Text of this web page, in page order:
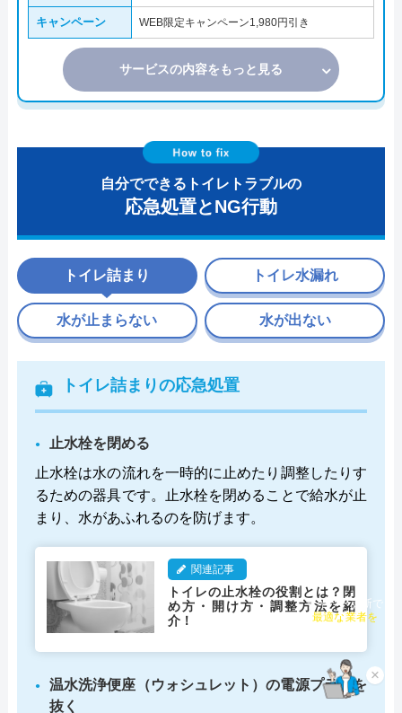
キャンペーン WEB限定キャンペーン1,980円引き
サービスの内容をもっと見る
自分でできるトイレトラブルの
応急処置とNG行動
トイレ詰まり
トイレ詰まりの応急処置
止水栓を閉める
止水栓は水の流れを一時的に止めたり調整したりす
るための器具です。止水栓を閉めることで給水が止
まり、水があふれるのを防げます。
関連記事
トイレの止水栓の役割とは？閉
め方・開け方・調整方法を紹
介！
温水洗浄便座（ウォシュレット）の電源プラグを
抜く
トイレ水漏れ
水が止まらない 水が出ない
×
チャット診断で
最適な業者を